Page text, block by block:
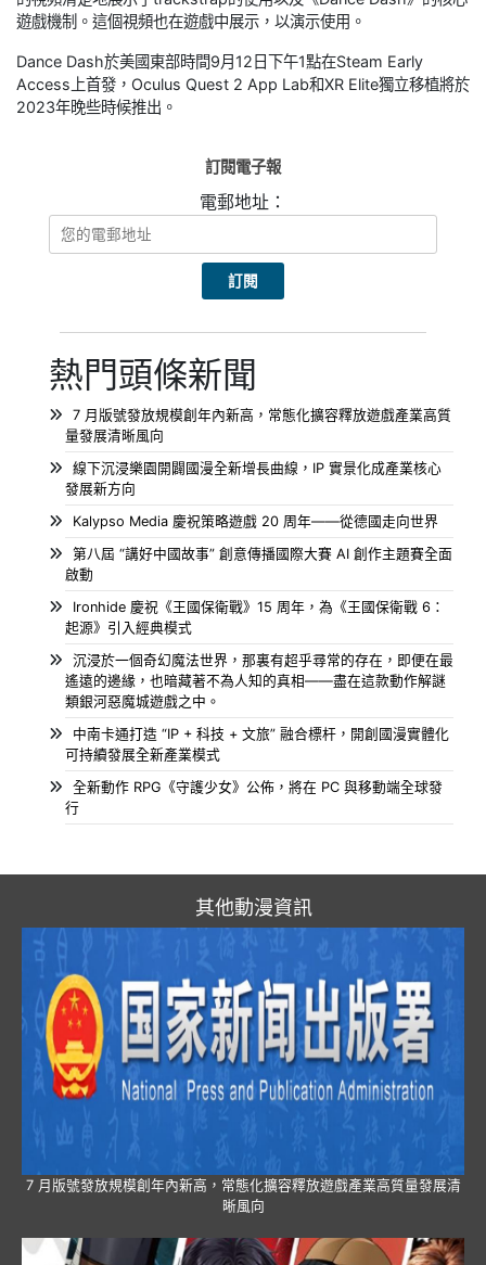
遊戲機制。這個視頻也在遊戲中展示，以演示使用。
Dance Dash於美國東部時間9月12日下午1點在Steam Early
Access上首發，Oculus Quest 2 App Lab和XR Elite獨立移植將於
2023年晚些時候推出。
訂閱電子報
電郵地址：
熱門頭條新聞
7 月版號發放規模創年內新高，常態化擴容釋放遊戲產業高質
量發展清晰風向
線下沉浸樂園開闢國漫全新增長曲線，IP 實景化成產業核心
發展新方向
Kalypso Media 慶祝策略遊戲 20 周年——從德國走向世界
第八屆 “講好中國故事” 創意傳播國際大賽 AI 創作主題賽全面
啟動
Ironhide 慶祝《王國保衛戰》15 周年，為《王國保衛戰 6：
起源》引入經典模式
沉浸於一個奇幻魔法世界，那裏有超乎尋常的存在，即便在最
遙遠的邊緣，也暗藏著不為人知的真相——盡在這款動作解謎
類銀河惡魔城遊戲之中。
中南卡通打造 “IP + 科技 + 文旅” 融合標杆，開創國漫實體化
可持續發展全新產業模式
全新動作 RPG《守護少女》公佈，將在 PC 與移動端全球發
行
其他動漫資訊
7 月版號發放規模創年內新高，常態化擴容釋放遊戲產業高質量發展清
晰風向